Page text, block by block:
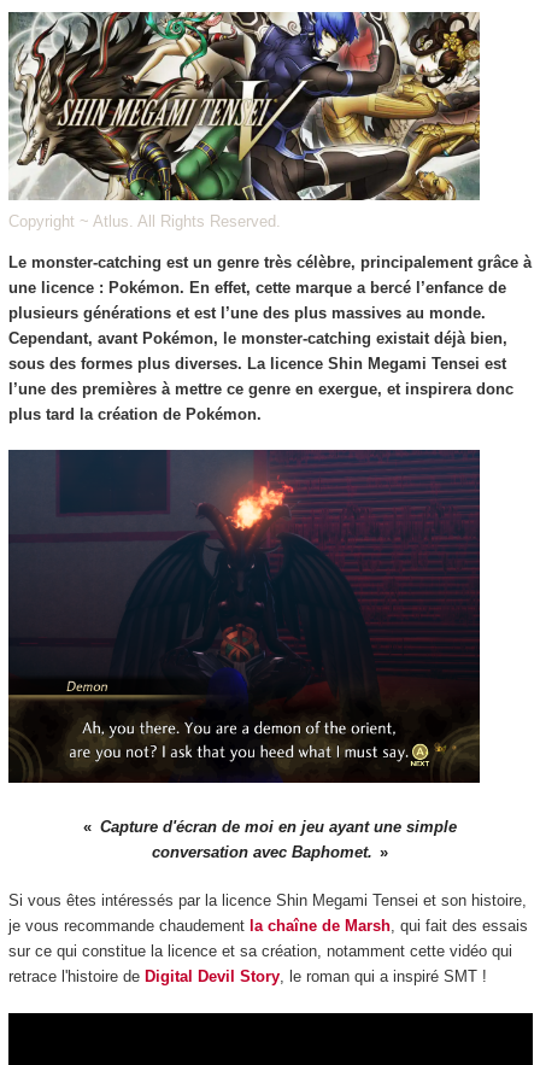
Copyright ~ Atlus. All Rights Reserved.
Le monster-catching est un genre très célèbre, principalement grâce à
une licence : Pokémon. En effet, cette marque a bercé l’enfance de
plusieurs générations et est l’une des plus massives au monde.
Cependant, avant Pokémon, le monster-catching existait déjà bien,
sous des formes plus diverses. La licence Shin Megami Tensei est
l’une des premières à mettre ce genre en exergue, et inspirera donc
plus tard la création de Pokémon.
Capture d'écran de moi en jeu ayant une simple
conversation avec Baphomet.
Si vous êtes intéressés par la licence Shin Megami Tensei et son histoire,
je vous recommande chaudement la chaîne de Marsh, qui fait des essais
sur ce qui constitue la licence et sa création, notamment cette vidéo qui
retrace l'histoire de Digital Devil Story, le roman qui a inspiré SMT !